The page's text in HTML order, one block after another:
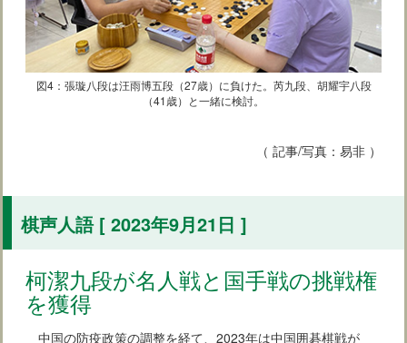
図4：張璇八段は汪雨博五段（27歳）に負けた。芮九段、胡耀宇八段
（41歳）と一緒に検討。
（ 記事/写真：易非 ）
棋声人語 [ 2023年9月21日 ]
柯潔九段が名人戦と国手戦の挑戦権
を獲得
中国の防疫政策の調整を経て、2023年は中国囲碁棋戦が